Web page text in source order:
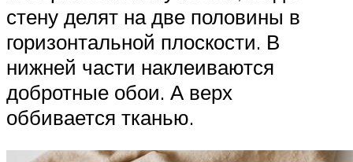
стену делят на две половины в
горизонтальной плоскости. В
нижней части наклеиваются
добротные обои. А верх
оббивается тканью.